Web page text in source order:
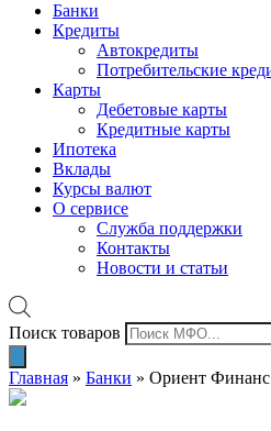
Банки
Кредиты
Автокредиты
Потребительские
Карты
Дебетовые карты
Кредитные карты
Ипотека
Вклады
Курсы валют
О сервисе
Служба поддержки
Контакты
Новости и статьи
Поиск товаров
Главная » Банки » Ориент